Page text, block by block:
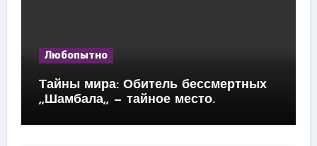
Любопытно
Тайны мира: Обитель бессмертных
,,Шамбала,, — тайное место.